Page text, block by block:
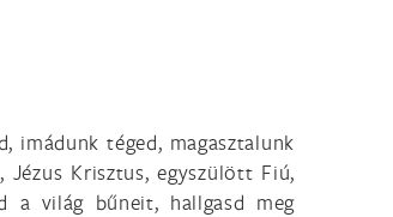
imádunk téged, magasztalunk
Krisztus, egyszülött Fiú,
a világ bűneit, hallgasd meg